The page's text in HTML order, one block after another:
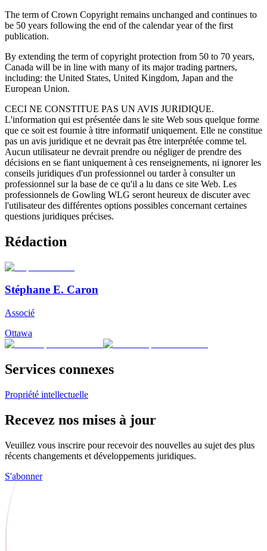
The term of Crown Copyright remains unchanged and continues to
be 50 years following the end of the calendar year of the first
publication.
By extending the term of copyright protection from 50 to 70 years,
Canada will be in line with many of its major trading partners,
including: the United States, United Kingdom, Japan and the
European Union.
CECI NE CONSTITUE PAS UN AVIS JURIDIQUE.
L'information qui est présentée dans le site Web sous quelque forme
que ce soit est fournie à titre informatif uniquement. Elle ne constitue
pas un avis juridique et ne devrait pas être interprétée comme tel.
Aucun utilisateur ne devrait prendre ou négliger de prendre des
décisions en se fiant uniquement à ces renseignements, ni ignorer les
conseils juridiques d'un professionnel ou tarder à consulter un
professionnel sur la base de ce qu'il a lu dans ce site Web. Les
professionnels de Gowling WLG seront heureux de discuter avec
l'utilisateur des différentes options possibles concernant certaines
questions juridiques précises.
Rédaction
Stéphane E. Caron
Associé
Ottawa
Services connexes
Propriété intellectuelle
Recevez nos mises à jour
Veuillez vous inscrire pour recevoir des nouvelles au sujet des plus
récents changements et développements juridiques.
S'abonner